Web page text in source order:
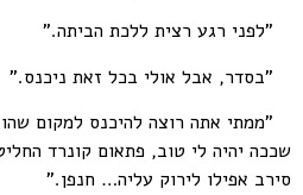
"לפני רגע רצית ללכת הביתה."
"בסדר, אבל אולי בכל זאת ניכנס."
"ממתי אתה רוצה להיכנס למקום
שככה יהיה לי טוב, פתאום קונרד
סירב אפילו לירוק עליה… חנפן."